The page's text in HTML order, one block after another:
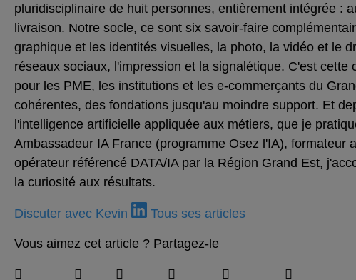
pluridisciplinaire de huit personnes, entièrement intégrée :
livraison. Notre socle, ce sont six savoir-faire
graphique et les identités visuelles, la photo, la vidéo et le
réseaux sociaux, l'impression et la signalétique. C'est
pour les PME, les institutions et les e-commerçants du
cohérentes, des fondations jusqu'au moindre support. Et
l'intelligence artificielle appliquée aux métiers, que je
Ambassadeur IA France (programme Osez l'IA), formateur
opérateur référencé DATA/IA par la Région Grand Est,
la curiosité aux résultats.
Discuter avec Kevin
Tous ses articles
Vous aimez cet article ? Partagez-le